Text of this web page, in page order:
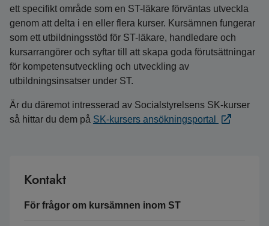
ett specifikt område som en ST-läkare förväntas utveckla
genom att delta i en eller flera kurser. Kursämnen fungerar
som ett utbildningsstöd för ST-läkare, handledare och
kursarrangörer och syftar till att skapa goda förutsättningar
för kompetensutveckling och utveckling av
utbildningsinsatser under ST.
Är du däremot intresserad av Socialstyrelsens SK-kurser
så hittar du dem på SK-kursers ansökningsportal
Kontakt
För frågor om kursämnen inom ST